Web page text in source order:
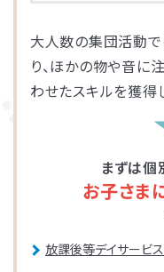
大人数の集団活動
り、ほかの物や音に
わせたスキルを獲得
まずは個
お子さま
放課後等デイサービス